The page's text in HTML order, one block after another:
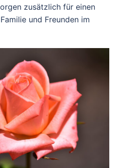
zusätzlich für einen
und Freunden im